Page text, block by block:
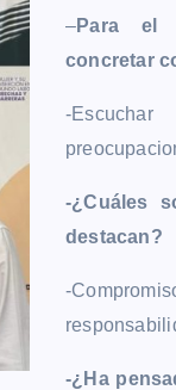
–Para el
concretar
-
-¿Cuáles
destacan?
-
-¿Ha